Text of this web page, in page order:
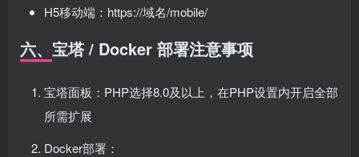
H5移动端：https://域名/mobile/
六、宝塔 / Docker 部署注意事项
宝塔面板：PHP选择8.0及以上，在PHP设置内开启全部
所需扩展
Docker部署：